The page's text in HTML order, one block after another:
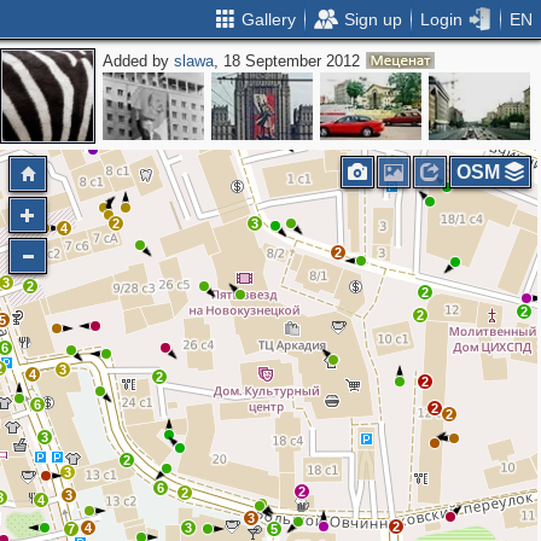
Gallery Sign up Login EN
Added byslawa, 18 September 2012
3
5
2
6
2
3 4
3
3
3
6
4 3 2
2
6
2
3
4
7
2
5
3
2
2
2
2
2
5
2 3 4
2
2
2
3
4
2
3
2
4
OSM